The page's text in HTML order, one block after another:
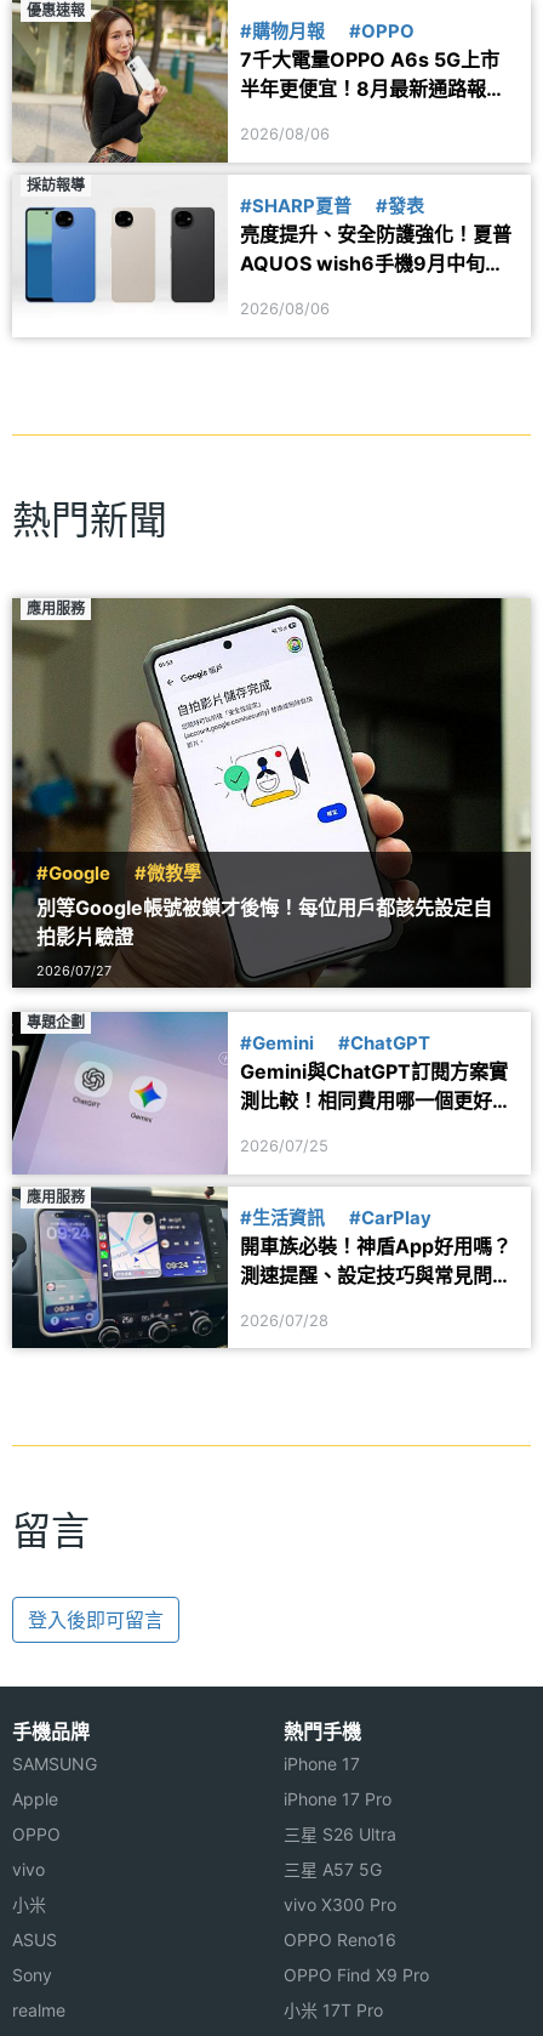
優惠速報
#購物月報 #OPPO
7千大電量OPPO A6s 5G上市
半年更便宜！8月最新通路報價
2026/08/06
採訪報導
#SHARP夏普 #發表
亮度提升、安全防護強化！夏普
AQUOS wish6手機9月中旬台
2026/08/06
熱門新聞
應用服務
#Google #微教學
別等Google帳號被鎖才後悔！每位用戶都該先設定自
拍影片驗證
2026/07/27
專題企劃
#Gemini #ChatGPT
Gemini與ChatGPT訂閱方案實
測比較！相同費用哪一個更好
2026/07/25
應用服務
#生活資訊 #CarPlay
開車族必裝！神盾App好用嗎？
測速提醒、設定技巧與常見問題
2026/07/28
留言
登入後即可留言
手機品牌
SAMSUNG
Apple
OPPO
vivo
小米
ASUS
Sony
realme
熱門手機
iPhone 17
iPhone 17 Pro
三星 S26 Ultra
三星 A57 5G
vivo X300 Pro
OPPO Reno16
OPPO Find X9 Pro
小米 17T Pro